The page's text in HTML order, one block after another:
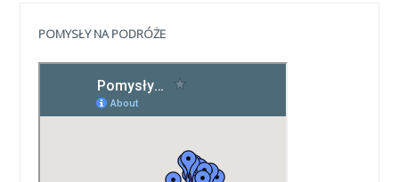
POMYSŁY NA PODRÓŻE